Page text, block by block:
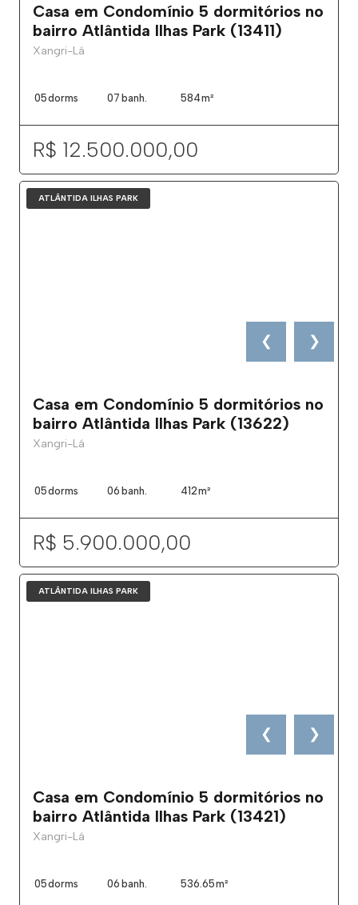
Casa em Condomínio 5 dormitórios no
bairro Atlântida Ilhas Park (13411)
Xangri-Lá
05dorms 07 banh. 584m²
R$ 12.500.000,00
❮ ❯
ATLÂNTIDA ILHAS PARK
Casa em Condomínio 5 dormitórios no
bairro Atlântida Ilhas Park (13622)
Xangri-Lá
05dorms 06 banh. 412m²
R$ 5.900.000,00
❮ ❯
ATLÂNTIDA ILHAS PARK
Casa em Condomínio 5 dormitórios no
bairro Atlântida Ilhas Park (13421)
Xangri-Lá
05dorms 06 banh. 536.65m²